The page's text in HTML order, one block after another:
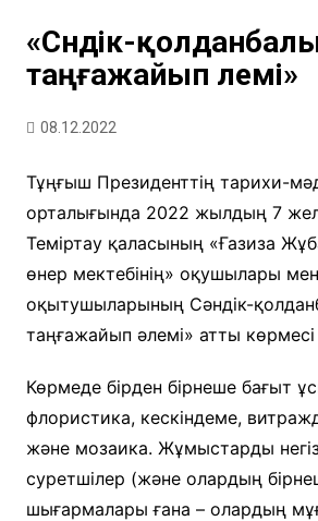
«Сәндік-
таңғажайып әлемі»
08.12.2022
Тұңғыш Президенттің тарихи-
орталығында 2022 жылдың 7
Теміртау қаласының «Ғазиза
өнер мектебінің» оқушылары мен
оқытушыларының Сәндік-
таңғажайып әлемі» атты
Көрмеде бірден бірнеше бағыт
флористика, кескіндеме,
және мозаика. Жұмыстарды
суретшілер (және олардың
шығармалары ғана – олардың